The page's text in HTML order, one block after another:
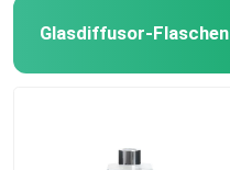
Glasdiffusor-Flaschen